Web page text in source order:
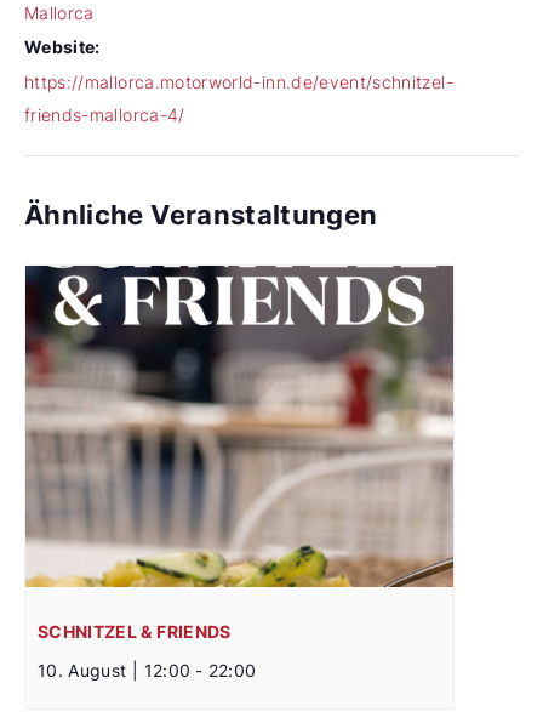
Mallorca
Website:
https://mallorca.motorworld-inn.de/event/schnitzel-
friends-mallorca-4/
Ähnliche Veranstaltungen
SCHNITZEL & FRIENDS
10. August | 12:00 - 22:00